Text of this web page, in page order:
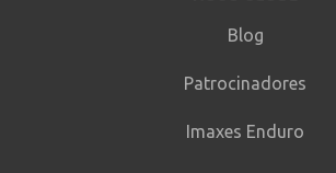
Blog
Patrocinadores
Imaxes Enduro